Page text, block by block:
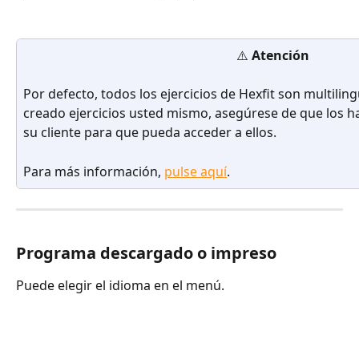
⚠️ Atención
Por defecto, todos los ejercicios de Hexfit son
creado ejercicios usted mismo, asegúrese de que los
su cliente para que pueda acceder a ellos.
Para más información, pulse aquí.
Programa descargado o impreso
Puede elegir el idioma en el menú.